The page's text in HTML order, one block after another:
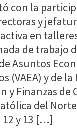
con la
y
en
de trabajo
Asuntos
(VAEA) y de la
y Finanzas de
del
12 y 13 […]